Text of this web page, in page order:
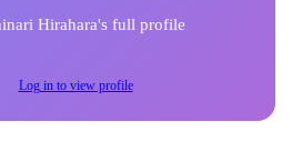
Hirahara's full profile
Log in to view profile